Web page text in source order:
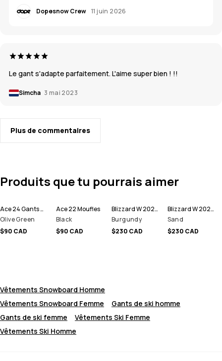
Dopesnow Crew 11 juin 2026
Le gant s'adapte parfaitement. L'aime super bien ! !!
Simcha 3 mai 2023
Plus de commentaires
Produits que tu pourrais aimer
Ace 24 Gants de Ski
Olive Green
$90 CAD
Ace 22 Moufles
Black
$90 CAD
Blizzard W 2024 Pantalon de Snowboard Femme
Burgundy
$230 CAD
Blizzard W 2024 Pantalon de Snowboard Femme
Sand
$230 CAD
Vêtements Snowboard Homme
Vêtements Snowboard Femme
Gants de ski homme
Gants de ski femme
Vêtements Ski Femme
Vêtements Ski Homme